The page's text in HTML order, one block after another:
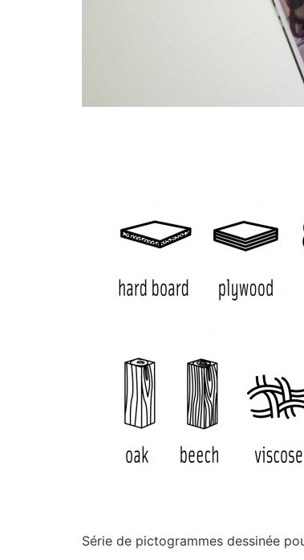
Série de pictogrammes dessinée